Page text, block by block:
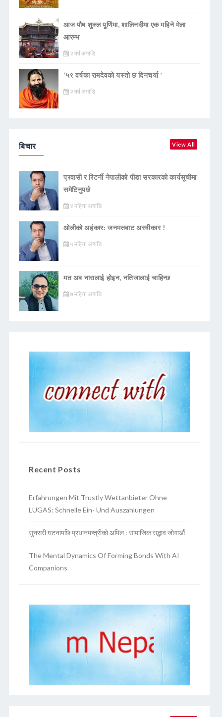
आज पौष शुक्ल पूर्णिमा, शालिनदीमा एक महिने मेला
आरम्भ
२ वर्ष अगाडि
‘५९ वर्षका रामदेवकाे यस्ताे छ दिनचर्या ’
२ वर्ष अगाडि
बिचार View All
प्रवासी र रिटर्नी नेपालीको पीडा सरकारको कार्यसूचीमा
समेटिनुपर्छ
४ महिना अगाडि
ओलीको अहंकार: जनमतबाट अस्वीकार !
५ महिना अगाडि
मत अब नारालाई होइन, नतिजालाई चाहिन्छ
७ महिना अगाडि
Recent Posts
Erfahrungen Mit Trustly Wettanbieter Ohne
LUGAS: Schnelle Ein- Und Auszahlungen
सुनसरी घटनापछि प्रधानमन्त्रीको अपिल : सामाजिक सद्भाव जोगाऔं
The Mental Dynamics Of Forming Bonds With AI
Companions